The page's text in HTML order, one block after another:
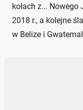
kołach z...
2018 r., a kolejne
w Belize i